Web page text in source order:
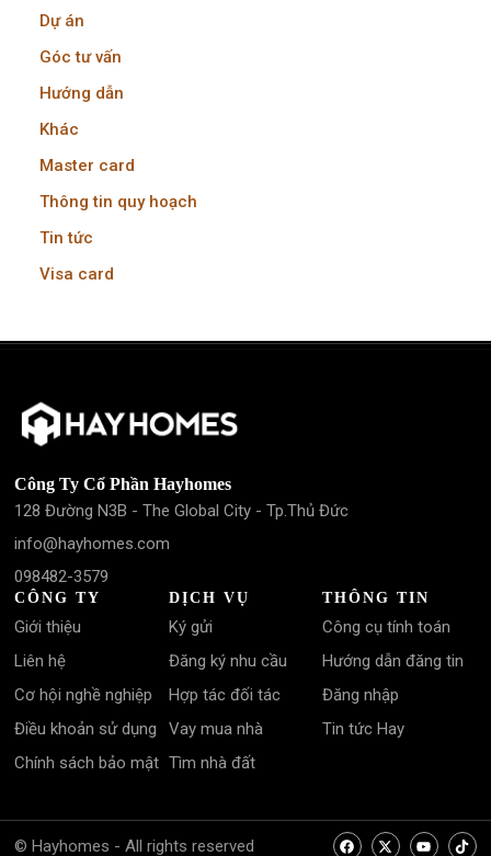
Dự án
Góc tư vấn
Hướng dẫn
Khác
Master card
Thông tin quy hoạch
Tin tức
Visa card
Công Ty Cổ Phần Hayhomes
128 Đường N3B - The Global City - Tp.Thủ Đức
info@hayhomes.com
098482-3579
CÔNG TY
Giới thiệu
Liên hệ
Cơ hội nghề nghiệp
Điều khoản sử dụng
Chính sách bảo mật
DỊCH VỤ
Ký gửi
Đăng ký nhu cầu
Hợp tác đối tác
Vay mua nhà
Tìm nhà đất
THÔNG TIN
Công cụ tính toán
Hướng dẫn đăng tin
Đăng nhập
Tin tức Hay
© Hayhomes - All rights reserved